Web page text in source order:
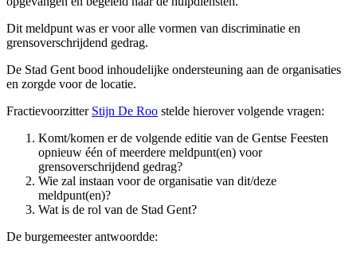
Dit meldpunt was er voor alle vormen van discriminatie en
grensoverschrijdend gedrag.
De Stad Gent bood inhoudelijke ondersteuning aan de organisaties
en zorgde voor de locatie.
Fractievoorzitter Stijn De Roo stelde hierover volgende vragen:
Komt/komen er de volgende editie van de Gentse Feesten
opnieuw één of meerdere meldpunt(en) voor
grensoverschrijdend gedrag?
Wie zal instaan voor de organisatie van dit/deze
meldpunt(en)?
Wat is de rol van de Stad Gent?
De burgemeester antwoordde: